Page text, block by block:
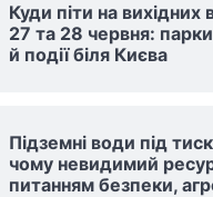
Куди піти на вихідних
27 та 28 червня:
й події біля Києва
Підземні води під
чому невидимий
питанням безпеки,